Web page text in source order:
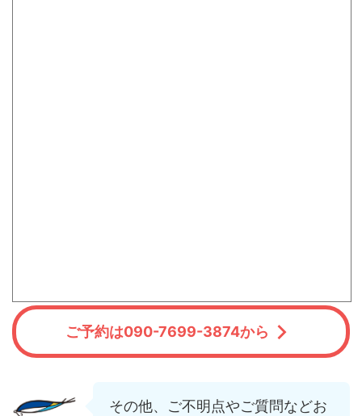
ご予約は090-7699-3874から
その他、ご不明点やご質問などお